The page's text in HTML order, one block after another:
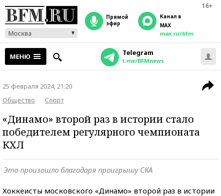
16+
Москва
прямой
эфир
Канал в
MAX
max.ru/bfm
МЕНЮ Telegram
t.me/BFMnews
25 февраля 2024, 21:20
Общество
Спорт
«Динамо» второй раз в истории стало
победителем регулярного чемпионата
КХЛ
Это произошло благодаря проигрышу СКА
Хоккеисты московского «Динамо» второй раз в истории